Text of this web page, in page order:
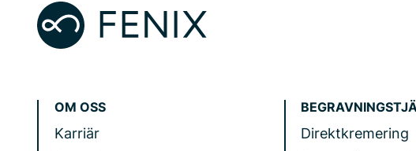
OM OSS
Karriär
Direktkremering